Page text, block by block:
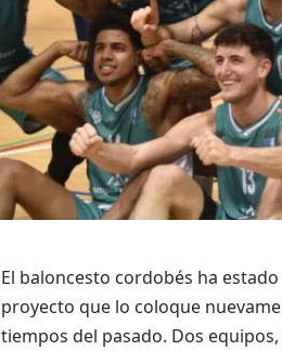
El baloncesto cordobés ha
proyecto que lo coloque
tiempos del pasado. Dos equipos,